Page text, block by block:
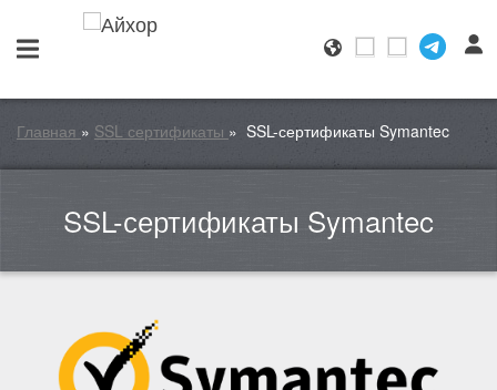
Главная » SSL сертификаты » SSL-сертификаты Symantec
SSL-сертификаты Symantec